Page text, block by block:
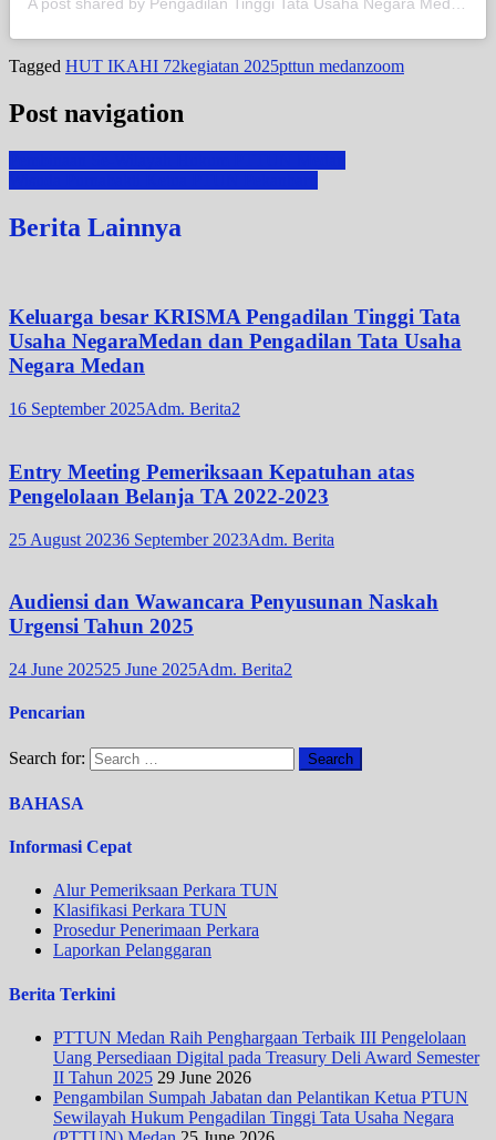
Tagged HUT IKAHI 72kegiatan 2025pttun medanzoom
Post navigation
Berita Lainnya
Keluarga besar KRISMA Pengadilan Tinggi Tata
Usaha NegaraMedan dan Pengadilan Tata Usaha
Negara Medan
16 September 2025Adm. Berita2
Entry Meeting Pemeriksaan Kepatuhan atas
Pengelolaan Belanja TA 2022-2023
25 August 20236 September 2023Adm. Berita
Audiensi dan Wawancara Penyusunan Naskah
Urgensi Tahun 2025
24 June 202525 June 2025Adm. Berita2
Pencarian
Search for:
BAHASA
Informasi Cepat
Alur Pemeriksaan Perkara TUN
Klasifikasi Perkara TUN
Prosedur Penerimaan Perkara
Laporkan Pelanggaran
Berita Terkini
PTTUN Medan Raih Penghargaan Terbaik III Pengelolaan
Uang Persediaan Digital pada Treasury Deli Award Semester
II Tahun 2025 29 June 2026
Pengambilan Sumpah Jabatan dan Pelantikan Ketua PTUN
Sewilayah Hukum Pengadilan Tinggi Tata Usaha Negara